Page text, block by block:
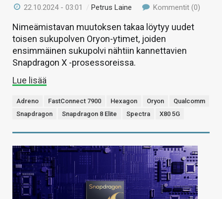
22.10.2024 - 03:01 /Petrus Laine Kommentit (0)
Nimeämistavan muutoksen takaa löytyy uudet
toisen sukupolven Oryon-ytimet, joiden
ensimmäinen sukupolvi nähtiin kannettavien
Snapdragon X -prosessoreissa.
Lue lisää
Adreno FastConnect 7900 Hexagon Oryon
Qualcomm
Snapdragon
Snapdragon 8 Elite Spectra X80 5G